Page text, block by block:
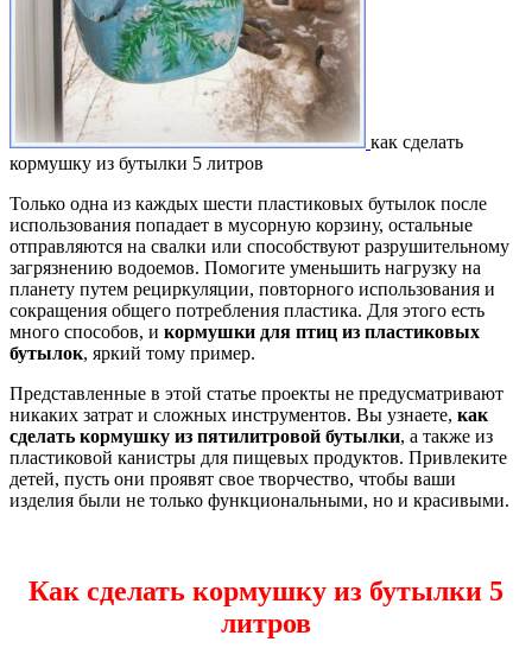
как сделать
кормушку из бутылки 5 литров
Только одна из каждых шести пластиковых бутылок после
использования попадает в мусорную корзину, остальные
отправляются на свалки или способствуют разрушительному
загрязнению водоемов. Помогите уменьшить нагрузку на
планету путем рециркуляции, повторного использования и
сокращения общего потребления пластика. Для этого есть
много способов, и кормушки для птиц из пластиковых
бутылок, яркий тому пример.
Представленные в этой статье проекты не предусматривают
никаких затрат и сложных инструментов. Вы узнаете, как
сделать кормушку из пятилитровой бутылки, а также из
пластиковой канистры для пищевых продуктов. Привлеките
детей, пусть они проявят свое творчество, чтобы ваши
изделия были не только функциональными, но и красивыми.
Как сделать кормушку из бутылки 5
литров